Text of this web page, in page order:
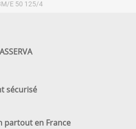
E 50 125/4
sécurisé
partout en France